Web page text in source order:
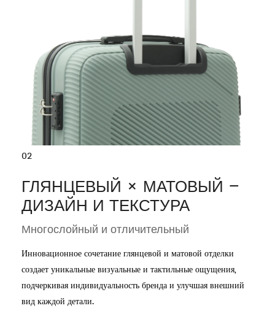
02
ГЛЯНЦЕВЫЙ × МАТОВЫЙ –
ДИЗАЙН И ТЕКСТУРА
Многослойный и отличительный
Инновационное сочетание глянцевой и матовой отделки
создает уникальные визуальные и тактильные ощущения,
подчеркивая индивидуальность бренда и улучшая внешний
вид каждой детали.